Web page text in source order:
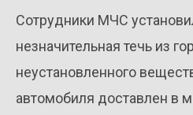
Сотрудники МЧС
незначительная течь из
неустановленного
автомобиля доставлен в